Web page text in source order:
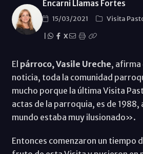
Encarni Llamas Fortes
15/03/2021
Visita
X
El párroco, Vasile Ureche,
noticia, toda la comunidad
mucho porque la última Visita
actas de la parroquia, es de 1988,
mundo estaba muy ilusionado».
Entonces comenzaron un tiempo